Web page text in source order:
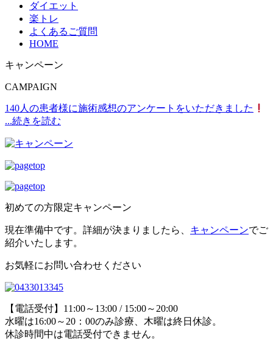
ダイエット
楽トレ
よくあるご質問
HOME
キャンペーン
CAMPAIGN
140人の患者様に施術感想のアンケートをいただきました
...続きを読む
初めての方限定キャンペーン
現在準備中です。詳細が決まりましたら、 キャンペーンでご
紹介いたします。
お気軽にお問い合わせください
【電話受付】11:00～13:00 / 15:00～20:00
水曜は16:00～20：00のみ診療、木曜は終日休診。
休診時間中は電話受付できません。